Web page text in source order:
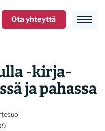
Ota yhteyttä
-kirja-
ja pahassa